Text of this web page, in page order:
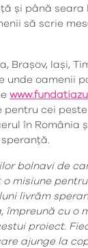
și până seara
să scrie
Brașov, Iași,
unde oamenii
pentru cei
în România
bolnavi de
misiune
livrăm
împreună cu o
proiect.
ajunge la